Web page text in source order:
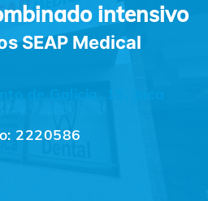
intensivo
SEAP Medical
2220586